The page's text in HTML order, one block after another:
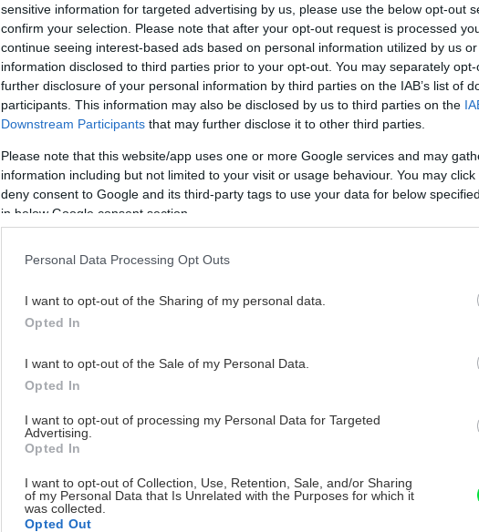
sensitive information for targeted advertising by us, please use the below opt-out
confirm your selection. Please note that after your opt-out request is processed
continue seeing interest-based ads based on personal information utilized by us
information disclosed to third parties prior to your opt-out. You may separately
further disclosure of your personal information by third parties on the IAB’s list of
participants. This information may also be disclosed by us to third parties on the
Downstream Participants that may further disclose it to other third parties.
Please note that this website/app uses one or more Google services and may
information including but not limited to your visit or usage behaviour. You may
deny consent to Google and its third-party tags to use your data for below
in below Google consent section.
Personal Data Processing Opt Outs
I want to opt-out of the Sharing of my personal data.
Opted In
I want to opt-out of the Sale of my Personal Data.
Opted In
I want to opt-out of processing my Personal Data for Targeted
Advertising.
Opted In
I want to opt-out of Collection, Use, Retention, Sale, and/or Sharing
of my Personal Data that Is Unrelated with the Purposes for which it
was collected.
Opted Out